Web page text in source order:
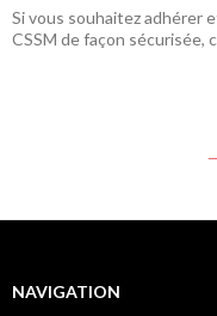
Si vous souhaitez adhérer
CSSM de façon sécurisée,
NAVIGATION